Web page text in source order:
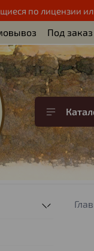
по лицензии
Под заказ